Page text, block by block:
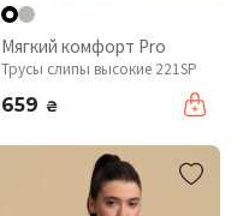
Мягкий комфорт Pro
Трусы слипы высокие 221SP
659 ₴